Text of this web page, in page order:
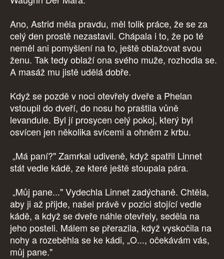
Ano, Astrid měla pravdu, měl tolik práce, že se za
celý den prostě nezastavil. Chápala i to, že po té
neměl ani pomyšlení na to, ještě oblažovat svou
ženu. Tak tedy oblaží ona svého muže, rozhodla se.
A masáž mu jistě udělá dobře.
Když se pozdě v noci otevřely dveře a Phelan
vstoupil do dveří, do nosu ho praštila vůně
levandule. Byl jí prosycen celý pokoj, který byl
osvícen jen několika svícemi a ohněm z krbu.
„Má paní?" Zamrkal udiveně, když spatřil Linnet
stát vedle kádě, ze které ještě stoupala pára.
„Můj pane..." Vydechla Linnet zadýchaně. Chtěla,
aby ji až přijde, našel právě v pozici stojící vedle
kádě, a když se dveře náhle otevřely, seděla na
jeho posteli. Málem se přerazila, když vyskočila na
nohy a rozeběhla se ke kádi, „O..., očekávám vás,
můj pane."